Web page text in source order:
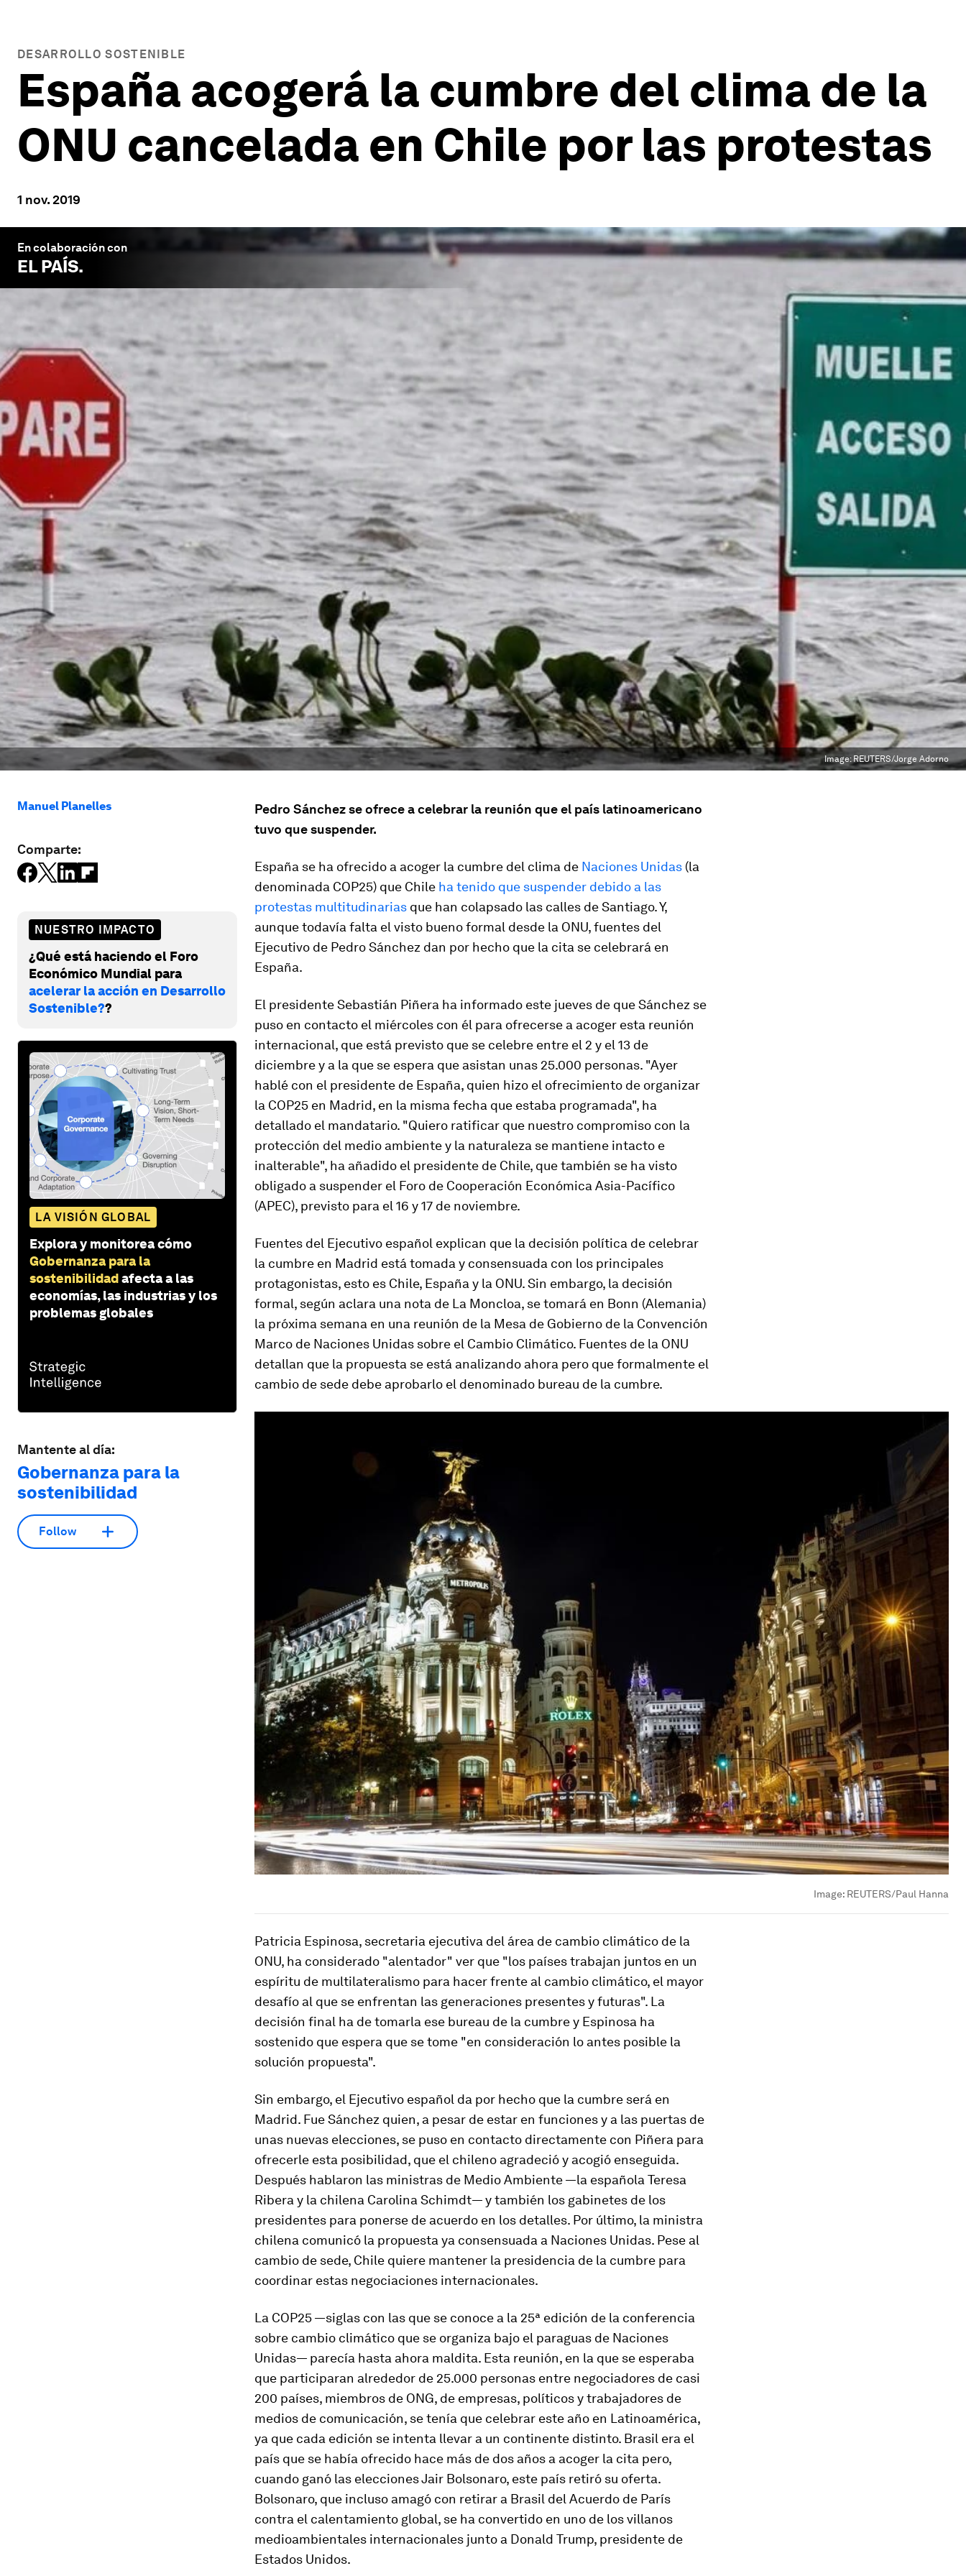
DESARROLLO SOSTENIBLE
España acogerá la cumbre del clima de la
ONU cancelada en Chile por las protestas
1 nov. 2019
En colaboración con
EL PAÍS.
Image: REUTERS/Jorge Adorno
Manuel Planelles
Comparte:
NUESTRO IMPACTO
¿Qué está haciendo el Foro
Económico Mundial para
acelerar la acción en Desarrollo
Sostenible??
LA VISIÓN GLOBAL
Explora y monitorea cómo
Gobernanza para la
sostenibilidadafecta a las
economías, las industrias y los
problemas globales
Mantente al día:
Gobernanza para la
sostenibilidad
Follow
Pedro Sánchez se ofrece a celebrar la reunión que el país latinoamericano
tuvo que suspender.
España se ha ofrecido a acoger la cumbre del clima de Naciones Unidas (la
denominada COP25) que Chile ha tenido que suspender debido a las
protestas multitudinarias que han colapsado las calles de Santiago. Y,
aunque todavía falta el visto bueno formal desde la ONU, fuentes del
Ejecutivo de Pedro Sánchez dan por hecho que la cita se celebrará en
España.
El presidente Sebastián Piñera ha informado este jueves de que Sánchez se
puso en contacto el miércoles con él para ofrecerse a acoger esta reunión
internacional, que está previsto que se celebre entre el 2 y el 13 de
diciembre y a la que se espera que asistan unas 25.000 personas. "Ayer
hablé con el presidente de España, quien hizo el ofrecimiento de organizar
la COP25 en Madrid, en la misma fecha que estaba programada", ha
detallado el mandatario. "Quiero ratificar que nuestro compromiso con la
protección del medio ambiente y la naturaleza se mantiene intacto e
inalterable", ha añadido el presidente de Chile, que también se ha visto
obligado a suspender el Foro de Cooperación Económica Asia-Pacífico
(APEC), previsto para el 16 y 17 de noviembre.
Fuentes del Ejecutivo español explican que la decisión política de celebrar
la cumbre en Madrid está tomada y consensuada con los principales
protagonistas, esto es Chile, España y la ONU. Sin embargo, la decisión
formal, según aclara una nota de La Moncloa, se tomará en Bonn (Alemania)
la próxima semana en una reunión de la Mesa de Gobierno de la Convención
Marco de Naciones Unidas sobre el Cambio Climático. Fuentes de la ONU
detallan que la propuesta se está analizando ahora pero que formalmente el
cambio de sede debe aprobarlo el denominado bureau de la cumbre.
Image: REUTERS/Paul Hanna
Patricia Espinosa, secretaria ejecutiva del área de cambio climático de la
ONU, ha considerado "alentador" ver que "los países trabajan juntos en un
espíritu de multilateralismo para hacer frente al cambio climático, el mayor
desafío al que se enfrentan las generaciones presentes y futuras". La
decisión final ha de tomarla ese bureau de la cumbre y Espinosa ha
sostenido que espera que se tome "en consideración lo antes posible la
solución propuesta".
Sin embargo, el Ejecutivo español da por hecho que la cumbre será en
Madrid. Fue Sánchez quien, a pesar de estar en funciones y a las puertas de
unas nuevas elecciones, se puso en contacto directamente con Piñera para
ofrecerle esta posibilidad, que el chileno agradeció y acogió enseguida.
Después hablaron las ministras de Medio Ambiente —la española Teresa
Ribera y la chilena Carolina Schimdt— y también los gabinetes de los
presidentes para ponerse de acuerdo en los detalles. Por último, la ministra
chilena comunicó la propuesta ya consensuada a Naciones Unidas. Pese al
cambio de sede, Chile quiere mantener la presidencia de la cumbre para
coordinar estas negociaciones internacionales.
La COP25 —siglas con las que se conoce a la 25ª edición de la conferencia
sobre cambio climático que se organiza bajo el paraguas de Naciones
Unidas— parecía hasta ahora maldita. Esta reunión, en la que se esperaba
que participaran alrededor de 25.000 personas entre negociadores de casi
200 países, miembros de ONG, de empresas, políticos y trabajadores de
medios de comunicación, se tenía que celebrar este año en Latinoamérica,
ya que cada edición se intenta llevar a un continente distinto. Brasil era el
país que se había ofrecido hace más de dos años a acoger la cita pero,
cuando ganó las elecciones Jair Bolsonaro, este país retiró su oferta.
Bolsonaro, que incluso amagó con retirar a Brasil del Acuerdo de París
contra el calentamiento global, se ha convertido en uno de losvillanos
medioambientales internacionales junto a Donald Trump, presidente de
Estados Unidos.